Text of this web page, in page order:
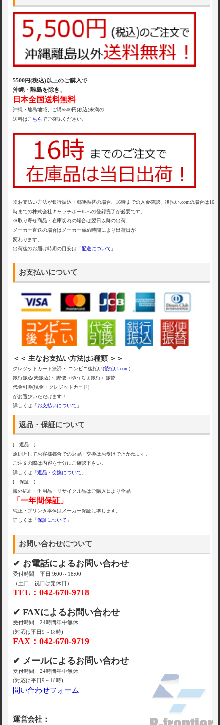
5500円(税込)以上のご購入で
沖縄・離島を除き、
日本全国送料無料
沖縄・離島地域、ご購5500円(税込)未満の
送料は こちらでご確認ください。
※お支払い方法が銀行振込・郵便振替の場合、16時までの入金確認、後払い.comの場合は16
時までの株式会社キャッチボールへの登録完了が必要です。
※取り寄せ商品・在庫切れの場合は翌日以降の出荷、
メーカー直送の場合はメーカー締め時間により出荷日が
変わります。
出荷後のお届け時期の目安は「配送について 」
お支払いについて
＜＜ 主なお支払い方法は5種類 ＞＞
クレジットカード決済・ コンビニ後払い(後払い.com)
銀行振込(先振込)・ 郵便（ゆうちょ銀行）振替
代金引換(現金・クレジットカード)
がお選びいただけます！
詳しくは「お支払いについて 」
返品・保証について
[ 返品 ]
原則としてお客様都合での返品・交換はお受けできかねます。
ご注文の際は内容を十分にご確認下さい。
詳しくは「返品・交換について 」
[ 保証 ]
海外純正・汎用品・リサイクル品はご購入日より全品
「一年間保証」
純正・プリンタ本体はメーカー保証に準じます。
詳しくは「保証について 」
お問い合わせについて
✔ お電話によるお問い合わせ
受付時間 平日 9:00～18:00
（土日、祝日は定休日）
TEL：042-670-9718
✔ FAXによるお問い合わせ
受付時間 24時間年中無休
(対応は平日9～18時)
FAX：042-670-9719
✔ メールによるお問い合わせ
受付時間 24時間年中無休
(対応は平日9～18時)
問い合わせフォーム
運営会社：